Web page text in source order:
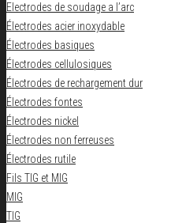
Electrodes de soudage a l’arc
Électrodes acier inoxydable
Électrodes basiques
Électrodes cellulosiques
Électrodes de rechargement dur
Électrodes fontes
Électrodes nickel
Électrodes non ferreuses
Électrodes rutile
Fils TIG et MIG
MIG
TIG